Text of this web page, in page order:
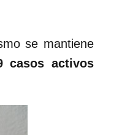
se mantiene
casos activos